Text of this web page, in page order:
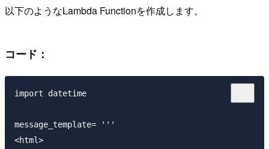
以下のようなLambda Functionを作成します。
コード：
import datetime
message_template= '''
<html>